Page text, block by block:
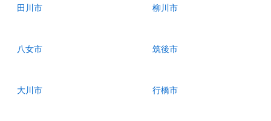
田川市 柳川市
八女市 筑後市
大川市 行橋市